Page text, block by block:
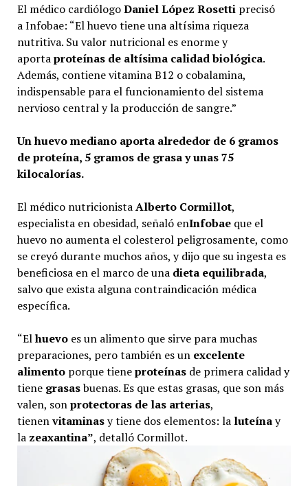
El médico cardiólogoDaniel López Rosetti precisó
a Infobae: “El huevo tiene una altísima riqueza
nutritiva. Su valor nutricional es enorme y
aportaproteínas de altísima calidad biológica.
Además, contiene vitamina B12 o cobalamina,
indispensable para el funcionamiento del sistema
nervioso central y la producción de sangre.”
Un huevo mediano aporta alrededor de 6 gramos
de proteína, 5 gramos de grasa y unas 75
kilocalorías.
El médico nutricionistaAlberto Cormillot,
especialista en obesidad, señaló enInfobaeque el
huevo no aumenta el colesterol peligrosamente, como
se creyó durante muchos años, y dijo que su ingesta es
beneficiosa en el marco de unadieta equilibrada,
salvo que exista alguna contraindicación médica
específica.
“Elhuevo es un alimento que sirve para muchas
preparaciones, pero también es un excelente
alimento porque tieneproteínas de primera calidad y
tiene grasasbuenas. Es que estas grasas, que son más
valen, sonprotectoras de las arterias,
tienenvitaminasy tiene dos elementos: la luteínay
la zeaxantina”, detalló Cormillot.